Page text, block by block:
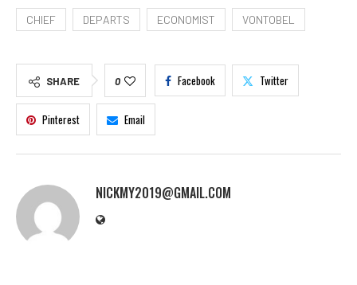
CHIEF DEPARTS ECONOMIST VONTOBEL
SHARE 0 Facebook Twitter
Pinterest Email
NICKMY2019@GMAIL.COM